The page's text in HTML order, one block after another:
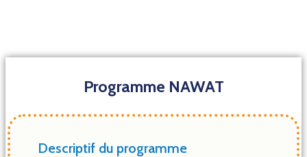
Programme NAWAT
Descriptif du programme